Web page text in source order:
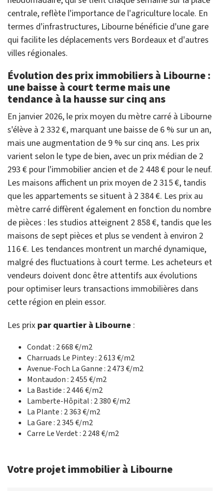
centrale, reflète l'importance de l'agriculture locale. En
termes d'infrastructures, Libourne bénéficie d'une gare
qui facilite les déplacements vers Bordeaux et d'autres
villes régionales.
Évolution des prix immobiliers à Libourne :
une baisse à court terme mais une
tendance à la hausse sur cinq ans
En janvier 2026, le prix moyen du mètre carré à Libourne
s'élève à 2 332 €, marquant une baisse de 6 % sur un an,
mais une augmentation de 9 % sur cinq ans. Les prix
varient selon le type de bien, avec un prix médian de 2
293 € pour l'immobilier ancien et de 2 448 € pour le neuf.
Les maisons affichent un prix moyen de 2 315 €, tandis
que les appartements se situent à 2 384 €. Les prix au
mètre carré diffèrent également en fonction du nombre
de pièces : les studios atteignent 2 858 €, tandis que les
maisons de sept pièces et plus se vendent à environ 2
116 €. Les tendances montrent un marché dynamique,
malgré des fluctuations à court terme. Les acheteurs et
vendeurs doivent donc être attentifs aux évolutions
pour optimiser leurs transactions immobilières dans
cette région en plein essor.
Les prix par quartier à Libourne :
Condat : 2 668 €/m2
Charruads Le Pintey : 2 613 €/m2
Avenue-Foch La Ganne : 2 473 €/m2
Montaudon : 2 455 €/m2
La Bastide : 2 446 €/m2
Lamberte-Hôpital : 2 380 €/m2
La Plante : 2 363 €/m2
La Gare : 2 345 €/m2
Carre Le Verdet : 2 248 €/m2
Votre projet immobilier à Libourne